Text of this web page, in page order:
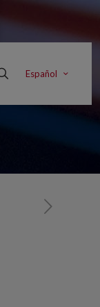
Español